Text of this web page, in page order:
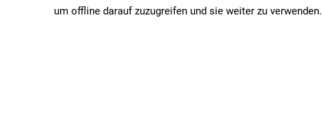
um offline darauf zuzugreifen und sie weiter zu verwenden.